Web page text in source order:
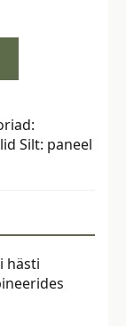
Silt: paneel
hästi